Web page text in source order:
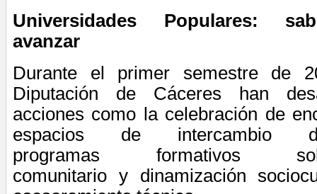
Universidades Populares:
avanzar
Durante el primer semestre de
Diputación de Cáceres han
acciones como la celebración de
espacios de intercambio
programas formativos
comunitario ydinamización